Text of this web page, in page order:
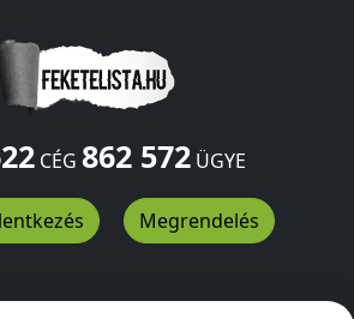
CÉG 862 572ÜGYE
Megrendelés